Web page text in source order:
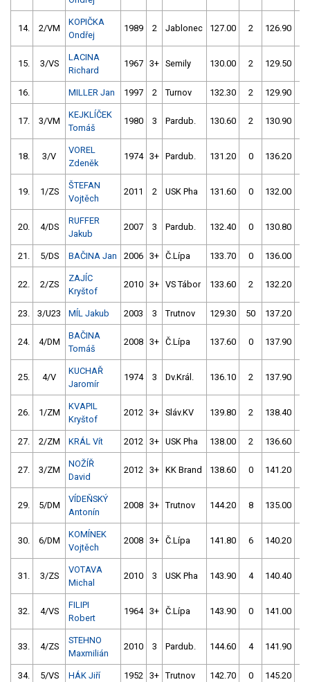
14. 2/VM
KOPIČKA
Ondřej
1989 2 Jablonec 127.00 2 126.90
15. 3/VS
LACINA
Richard
1967 3+ Semily 130.00 2 129.50
16. MILLER Jan 1997 2 Turnov 132.30 2 129.90
17. 3/VM
KEJKLÍČEK
Tomáš
1980 3 Pardub. 130.60 2 130.90
18. 3/V
VOREL
Zdeněk
1974 3+ Pardub. 131.20 0 136.20
19. 1/ZS
ŠTEFAN
Vojtěch
2011 2 USK Pha 131.60 0 132.00
20. 4/DS
RUFFER
Jakub
2007 3 Pardub. 132.40 0 130.80
21. 5/DS BAČINA Jan 2006 3+ Č.Lípa 133.70 0 136.00
22. 2/ZS
ZAJÍC
Kryštof
2010 3+ VS Tábor 133.60 2 132.20
23. 3/U23 MÍL Jakub 2003 3 Trutnov 129.30 50 137.20
24. 4/DM
BAČINA
Tomáš
2008 3+ Č.Lípa 137.60 0 137.90
25. 4/V
KUCHAŘ
Jaromír
1974 3 Dv.Král. 136.10 2 137.90
26. 1/ZM
KVAPIL
Kryštof
2012 3+ Sláv.KV 139.80 2 138.40
27. 2/ZM KRÁL Vít 2012 3+ USK Pha 138.00 2 136.60
27. 3/ZM
NOŽÍŘ
David
2012 3+ KK Brand 138.60 0 141.20
29. 5/DM
VÍDEŇSKÝ
Antonín
2008 3+ Trutnov 144.20 8 135.00
30. 6/DM
KOMÍNEK
Vojtěch
2008 3+ Č.Lípa 141.80 6 140.20
31. 3/ZS
VOTAVA
Michal
2010 3 USK Pha 143.90 4 140.40
32. 4/VS
FILIPI
Robert
1964 3+ Č.Lípa 143.90 0 141.00
33. 4/ZS
STEHNO
Maxmilián
2010 3 Pardub. 144.60 4 141.90
34. 5/VS HÁK Jiří 1952 3+ Trutnov 142.70 0 145.20